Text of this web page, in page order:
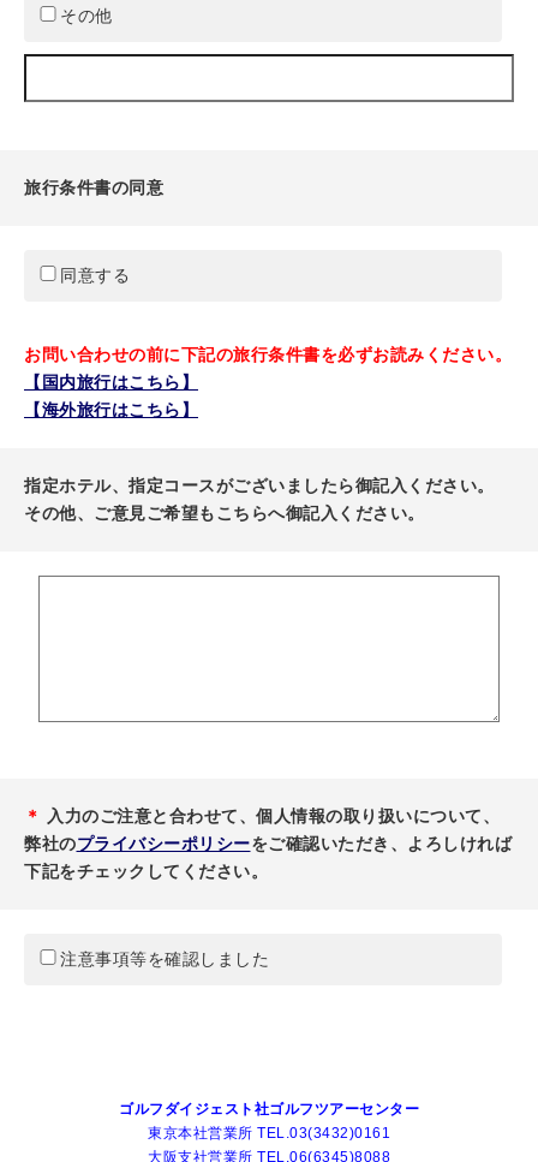
その他
旅行条件書の同意
同意する
お問い合わせの前に下記の旅行条件書を必ずお読みください。
【国内旅行はこちら】
【海外旅行はこちら】
指定ホテル、指定コースがございましたら御記入ください。
その他、ご意見ご希望もこちらへ御記入ください。
＊
入力のご注意と合わせて、個人情報の取り扱いについて、
弊社のプライバシーポリシーをご確認いただき、よろしければ
下記をチェックしてください。
注意事項等を確認しました
ゴルフダイジェスト社ゴルフツアーセンター
東京本社営業所 TEL.03(3432)0161
大阪支社営業所 TEL.06(6345)8088